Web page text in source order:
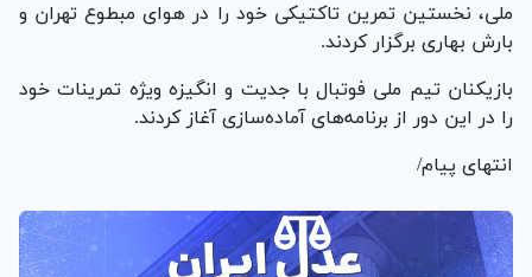
ملی، نخستین تمرین تاکتیکی خود را در هوای مبطوع تهران و
بارش بهاری برگزار کردند.
بازیکنان تیم ملی فوتبال با جدیت و انگیزه ویژه تمرینات خود
را در این دور از برنامه‌های آماده‌سازی آغاز کردند.
انتهای پیام/